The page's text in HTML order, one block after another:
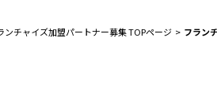
ンチャイズ加盟パートナー募集 TOPページ フラン